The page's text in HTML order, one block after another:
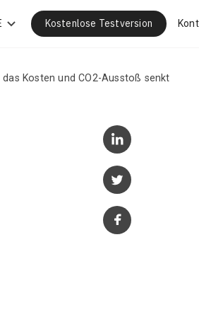
Kostenlose Testversion
Kosten und CO2-Ausstoß senkt